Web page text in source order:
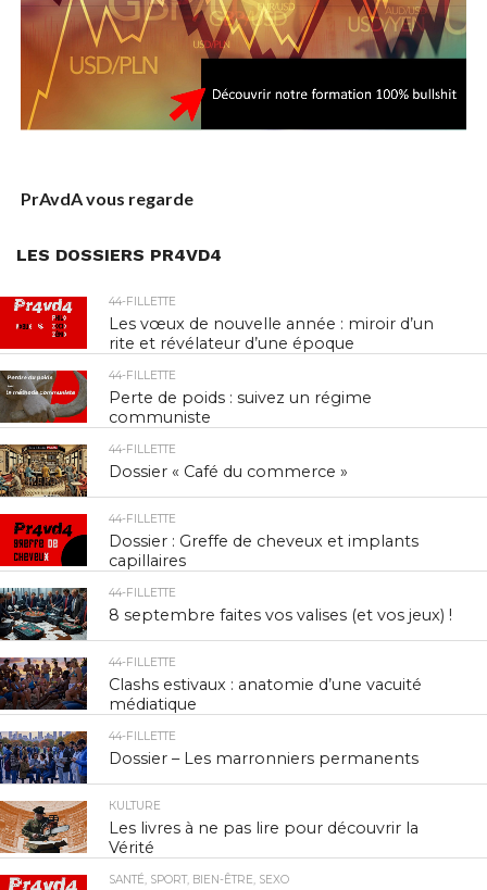
PrAvdA vous regarde
LES DOSSIERS PR4VD4
44-FILLETTE
Les vœux de nouvelle année : miroir d’un
rite et révélateur d’une époque
44-FILLETTE
Perte de poids : suivez un régime
communiste
44-FILLETTE
Dossier « Café du commerce »
44-FILLETTE
Dossier : Greffe de cheveux et implants
capillaires
44-FILLETTE
8 septembre faites vos valises (et vos jeux) !
44-FILLETTE
Clashs estivaux : anatomie d’une vacuité
médiatique
44-FILLETTE
Dossier – Les marronniers permanents
КULTURE
Les livres à ne pas lire pour découvrir la
Vérité
SANTÉ, SPORT, BIEN-ÊTRE, SEXO